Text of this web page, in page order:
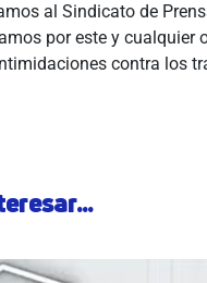
al Sindicato de
por este y cualquier
contra los